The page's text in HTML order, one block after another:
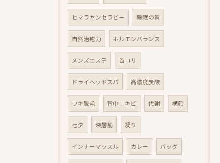
ヒマラヤンセラピー 睡眠の質
自然治癒力 ホルモンバランス
メンズエステ 首コリ
ドライヘッドスパ 高濃度炭酸
ワキ脱毛 背中ニキビ 代謝 横顔
七夕 深層筋 凝り
インナーマッスル カレー バッグ